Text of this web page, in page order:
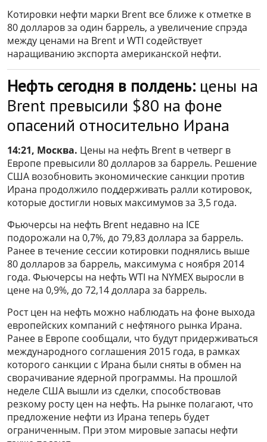
Котировки нефти марки Brent все ближе к отметке в
80 долларов за один баррель, а увеличение спрэда
между ценами на Brent и WTI содействует
наращиванию экспорта американской нефти.
Нефть сегодня в полдень: цены на
Brent превысили $80 на фоне
опасений относительно Ирана
14:21, Москва. Цены на нефть Brent в четверг в
Европе превысили 80 долларов за баррель. Решение
США возобновить экономические санкции против
Ирана продолжило поддерживать ралли котировок,
которые достигли новых максимумов за 3,5 года.
Фьючерсы на нефть Brent недавно на ICE
подорожали на 0,7%, до 79,83 доллара за баррель.
Ранее в течение сессии котировки поднялись выше
80 долларов за баррель, максимума с ноября 2014
года. Фьючерсы на нефть WTI на NYMEX выросли в
цене на 0,9%, до 72,14 доллара за баррель.
Рост цен на нефть можно наблюдать на фоне выхода
европейских компаний с нефтяного рынка Ирана.
Ранее в Европе сообщали, что будут придерживаться
международного соглашения 2015 года, в рамках
которого санкции с Ирана были сняты в обмен на
сворачивание ядерной программы. На прошлой
неделе США вышли из сделки, способствовав
резкому росту цен на нефть. На рынке полагают, что
предложение нефти из Ирана теперь будет
ограниченным. При этом мировые запасы нефти